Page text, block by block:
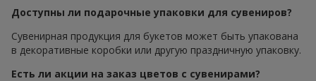
Доступны ли подарочные упаковки для сувениров?
Сувенирная продукция для букетов может быть упакована
в декоративные коробки или другую праздничную упаковку.
Есть ли акции на заказ цветов с сувенирами?